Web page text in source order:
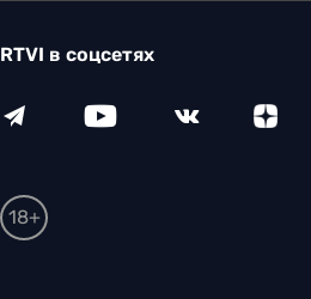
RTVI в соцсетях
18+